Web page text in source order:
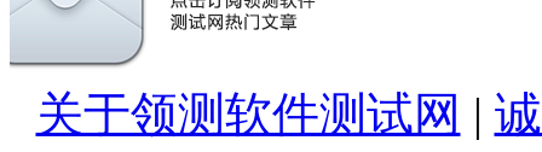
关于领测软件测试网 |